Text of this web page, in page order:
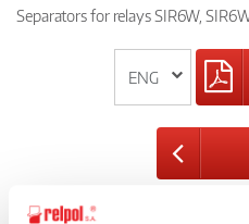
Separators for relays SIR6W,